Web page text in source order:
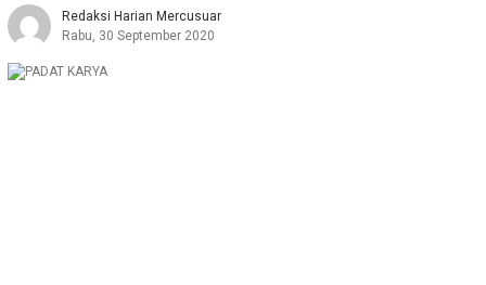
Redaksi Harian Mercusuar
Rabu, 30 September 2020